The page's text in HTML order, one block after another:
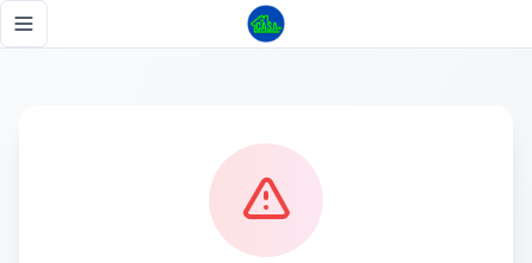
Toggle navigation menu
Página no encontrada - Tu Casa RD